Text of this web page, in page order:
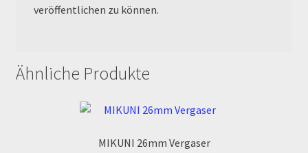
Warenkorb
veröffentlichen zu können.
Ähnliche Produkte
MIKUNI 26mm Vergaser